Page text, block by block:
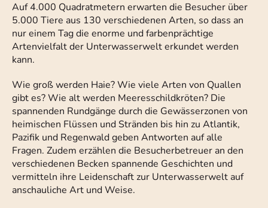
Auf 4.000 Quadratmetern erwarten die Besucher über
5.000 Tiere aus 130 verschiedenen Arten, so dass an
nur einem Tag die enorme und farbenprächtige
Artenvielfalt der Unterwasserwelt erkundet werden
kann.
Wie groß werden Haie? Wie viele Arten von Quallen
gibt es? Wie alt werden Meeresschildkröten? Die
spannenden Rundgänge durch die Gewässerzonen von
heimischen Flüssen und Stränden bis hin zu Atlantik,
Pazifik und Regenwald geben Antworten auf alle
Fragen. Zudem erzählen die Besucherbetreuer an den
verschiedenen Becken spannende Geschichten und
vermitteln ihre Leidenschaft zur Unterwasserwelt auf
anschauliche Art und Weise.